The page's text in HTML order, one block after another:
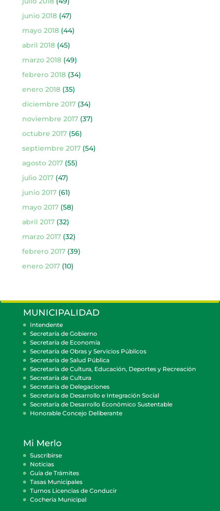
junio 2018(47)
mayo 2018(44)
abril 2018(45)
marzo 2018(49)
febrero 2018(34)
enero 2018(35)
diciembre 2017(34)
noviembre 2017(37)
octubre 2017(56)
septiembre 2017(54)
agosto 2017(55)
julio 2017(47)
junio 2017(61)
mayo 2017(58)
abril 2017(32)
marzo 2017(32)
febrero 2017(39)
enero 2017(10)
MUNICIPALIDAD
Intendente
Secretaría de Gobierno
Secretaría de Economía
Secretaría de Obras y Servicios Públicos
Secretaría de Salud Pública
Secretaría de Cultura, Educación, Deportes y Recreación
Secretaría de Cultura
Secretaría de Delegaciones
Secretaría de Desarrollo e Integración Social
Secretaría de Desarrollo Económico Sustentable
Honorable Concejo Deliberante
Mi Merlo
Suscribirse
Noticias
Guía de Trámites
Tasas Municipales
Turnos Licencias de Conducir
Cocheria Municipal